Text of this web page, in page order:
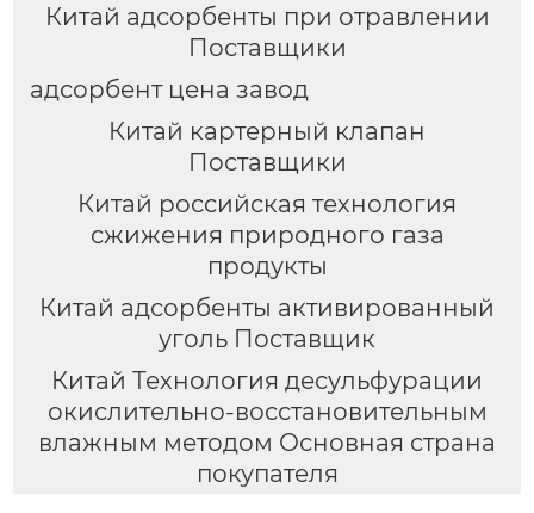
Китай адсорбенты при отравлении
Поставщики
адсорбент цена завод
Китай картерный клапан
Поставщики
Китай российская технология
сжижения природного газа
продукты
Китай адсорбенты активированный
уголь Поставщик
Китай Технология десульфурации
окислительно-восстановительным
влажным методом Основная страна
покупателя